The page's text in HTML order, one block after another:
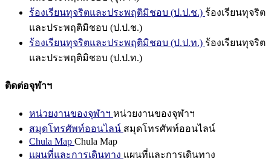
ร้องเรียนทุจริตและประพฤติมิชอบ (ป.ป.ช.) ร้องเรียนทุจริต
และประพฤติมิชอบ (ป.ป.ช.)
ร้องเรียนทุจริตและประพฤติมิชอบ (ป.ป.ท.) ร้องเรียนทุจริต
และประพฤติมิชอบ (ป.ป.ท.)
ติดต่อจุฬาฯ
หน่วยงานของจุฬาฯ หน่วยงานของจุฬาฯ
สมุดโทรศัพท์ออนไลน์ สมุดโทรศัพท์ออนไลน์
Chula Map Chula Map
แผนที่และการเดินทาง แผนที่และการเดินทาง